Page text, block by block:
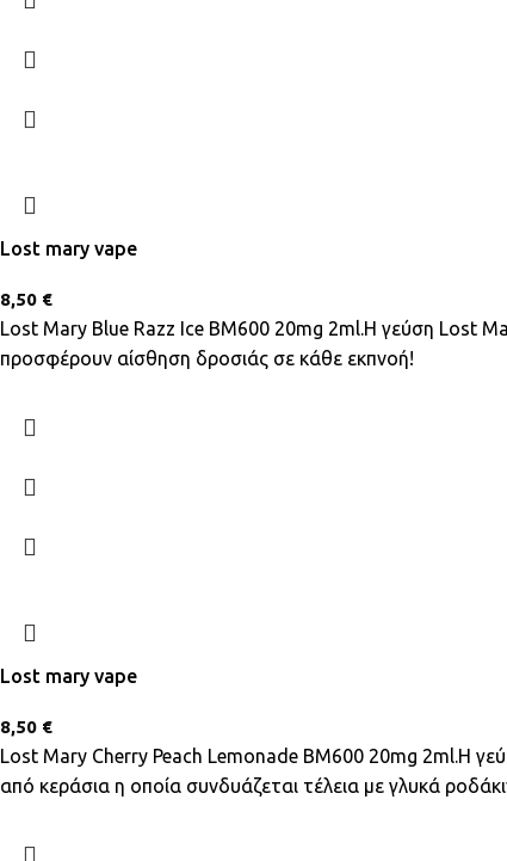
Lost mary vape
8,50 €
Lost Mary Blue Razz Ice BM600 20mg 2ml.Η γεύση Lost
προσφέρουν αίσθηση δροσιάς σε κάθε εκπνοή!
Lost mary vape
8,50 €
Lost Mary Cherry Peach Lemonade BM600 20mg 2ml.Η
από κεράσια η οποία συνδυάζεται τέλεια με γλυκά